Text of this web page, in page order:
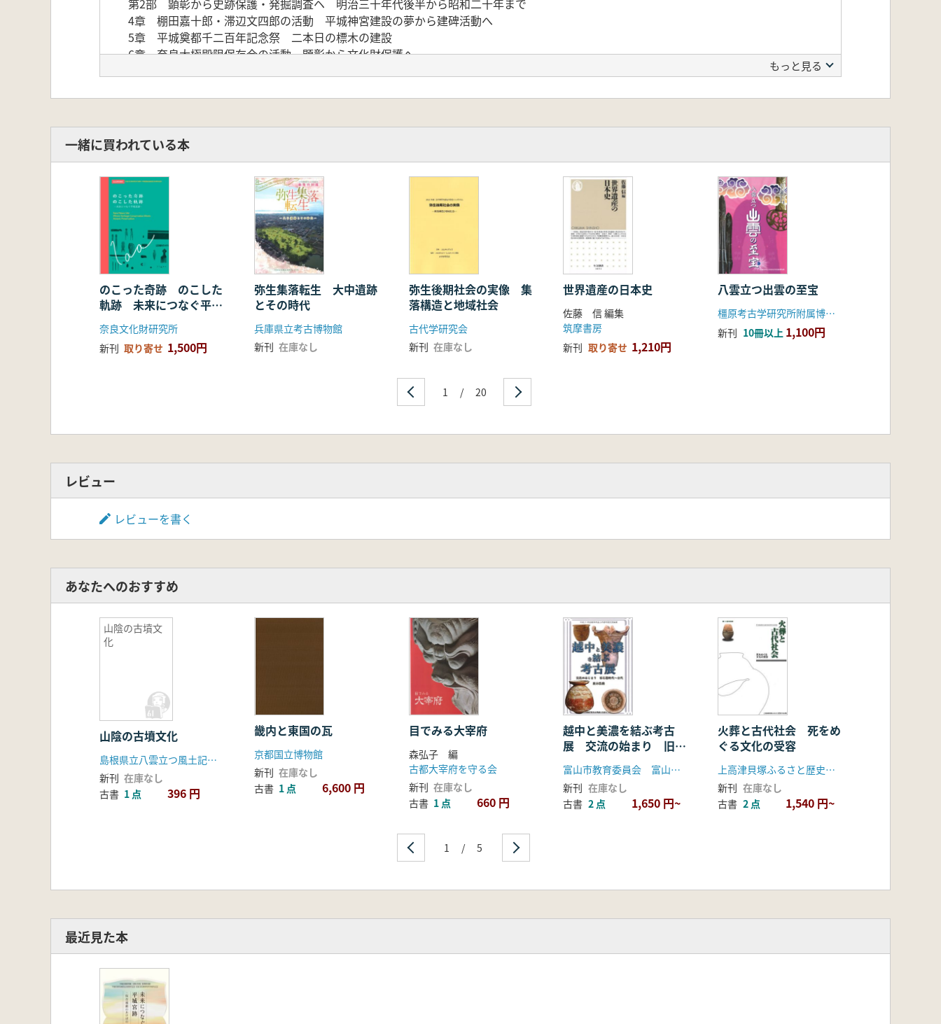
第2部 顕彰から史跡保護・発掘調査ヘ 明治三十年代後半から昭和二十年まで
4章 棚田嘉十郎・滞辺文四郎の活動 平城神宮建設の夢から建碑活動へ
5章 平城奠都千二百年記念祭 二本日の標木の建設
6章 奈良大極殿阻保存会の活動 顕彰から文化財保護へ
第3部 戦後の調査と保存
もっと見る
一緒に買われている本
のこった奇跡 のこした
軌跡 未来につなぐ平城
宮跡
奈良文化財研究所
新刊 取り寄せ 1,500円
弥生集落転生 大中遺跡
とその時代
兵庫県立考古博物館
新刊 在庫なし
弥生後期社会の実像 集
落構造と地域社会
古代学研究会
新刊 在庫なし
世界遺産の日本史
佐藤 信 編集
筑摩書房
新刊 取り寄せ 1,210円
八雲立つ出雲の至宝
橿原考古学研究所附属博物館
新刊 10冊以上 1,100円
1 / 20
レビュー
レビューを書く
あなたへのおすすめ
山陰の古墳文
化
山陰の古墳文化
島根県立八雲立つ風土記の丘資料館
新刊 在庫なし
古書 1 点 396 円
畿内と東国の瓦
京都国立博物館
新刊 在庫なし
古書 1 点 6,600 円
目でみる大宰府
森弘子 編
古都大宰府を守る会
新刊 在庫なし
古書 1 点 660 円
越中と美濃を結ぶ考古
展 交流の始まり 旧石
器時代〜古代
富山市教育委員会 富山県埋蔵文化財センター 越中美濃考古展実行委員会
新刊 在庫なし
古書 2 点 1,650 円~
火葬と古代社会 死をめ
ぐる文化の受容
上高津貝塚ふるさと歴史の広場
新刊 在庫なし
古書 2 点 1,540 円~
1 / 5
最近見た本